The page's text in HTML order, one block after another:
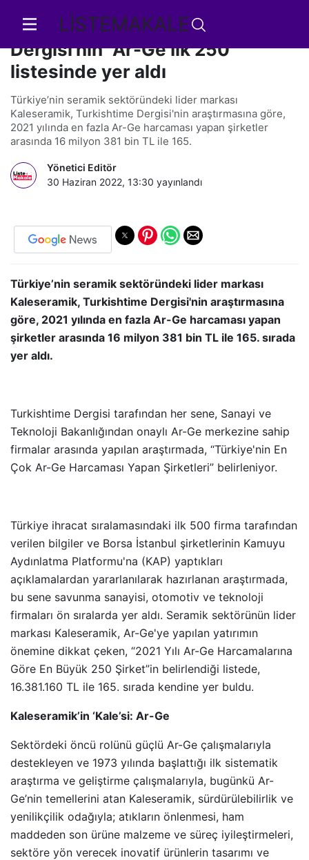
LİSTEMAKALE
Kaleseramik Turkishtime
Dergisi’nin “Ar-Ge İlk 250”
listesinde yer aldı
Türkiye’nin seramik sektöründeki lider markası
Kaleseramik, Turkishtime Dergisi'nin araştırmasına göre,
2021 yılında en fazla Ar-Ge harcaması yapan şirketler
arasında 16 milyon 381 bin TL ile 165.
Yönetici Editör
30 Haziran 2022, 13:30 yayınlandı
Türkiye’nin seramik sektöründeki lider markası
Kaleseramik, Turkishtime Dergisi'nin araştırmasına
göre, 2021 yılında en fazla Ar-Ge harcaması yapan
şirketler arasında 16 milyon 381 bin TL ile 165. sırada
yer aldı.
Turkishtime Dergisi tarafından her sene, Sanayi ve
Teknoloji Bakanlığından onaylı Ar-Ge merkezine sahip
firmalar arasında yapılan araştırmada, “Türkiye'nin En
Çok Ar-Ge Harcaması Yapan Şirketleri” belirleniyor.
Türkiye ihracat sıralamasındaki ilk 500 firma tarafından
verilen bilgiler ve Borsa İstanbul şirketlerinin Kamuyu
Aydınlatma Platformu'na (KAP) yaptıkları
açıklamalardan yararlanılarak hazırlanan araştırmada,
bu sene savunma sanayisi, otomotiv ve teknoloji
firmaları ön sıralarda yer aldı. Seramik sektörünün lider
markası Kaleseramik, Ar-Ge'ye yapılan yatırımın
önemine dikkat çeken, “2021 Yılı Ar-Ge Harcamalarına
Göre En Büyük 250 Şirket”in belirlendiği listede,
16.381.160 TL ile 165. sırada kendine yer buldu.
Kaleseramik’in ‘Kale’si: Ar-Ge
Sektördeki öncü rolünü güçlü Ar-Ge çalışmalarıyla
destekleyen ve 1973 yılında başlattığı ilk sistematik
araştırma ve geliştirme çalışmalarıyla, bugünkü Ar-
Ge’nin temellerini atan Kaleseramik, sürdürülebilirlik ve
yenilikçilik odağıyla; atıkların önlenmesi, ham
maddeden son ürüne malzeme ve süreç iyileştirmeleri,
sektöre yön verecek inovatif ürünlerin tasarımı ve